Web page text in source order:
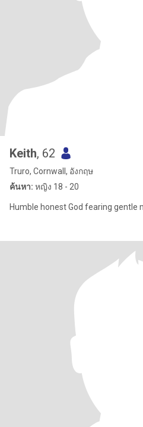
Keith, 62
Truro, Cornwall, อังกฤษ
ค้นหา: หญิง 18 - 20
Humble honest God fearing gentle